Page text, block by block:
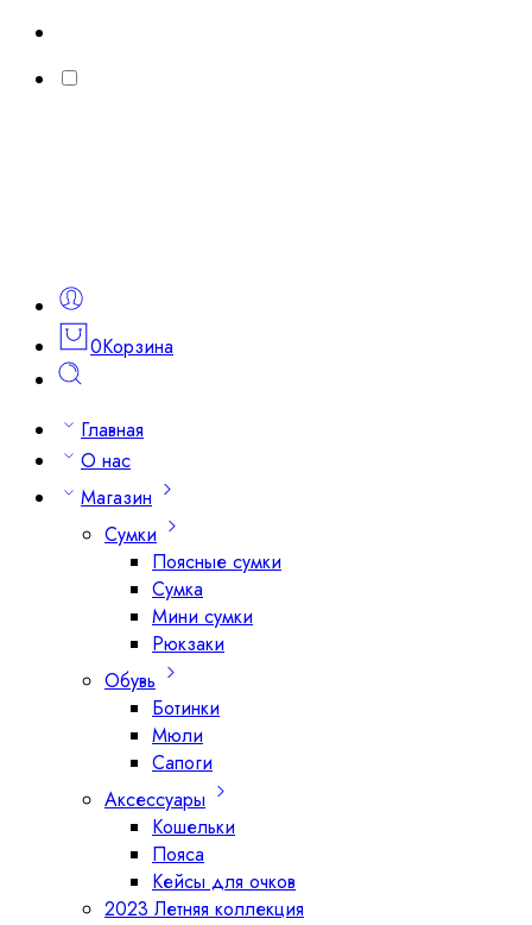
0Корзина
Главная
О нас
Магазин
Сумки
Поясные сумки
Сумка
Мини сумки
Рюкзаки
Обувь
Ботинки
Мюли
Сапоги
Аксессуары
Кошельки
Пояса
Кейсы для очков
2023 Летняя коллекция